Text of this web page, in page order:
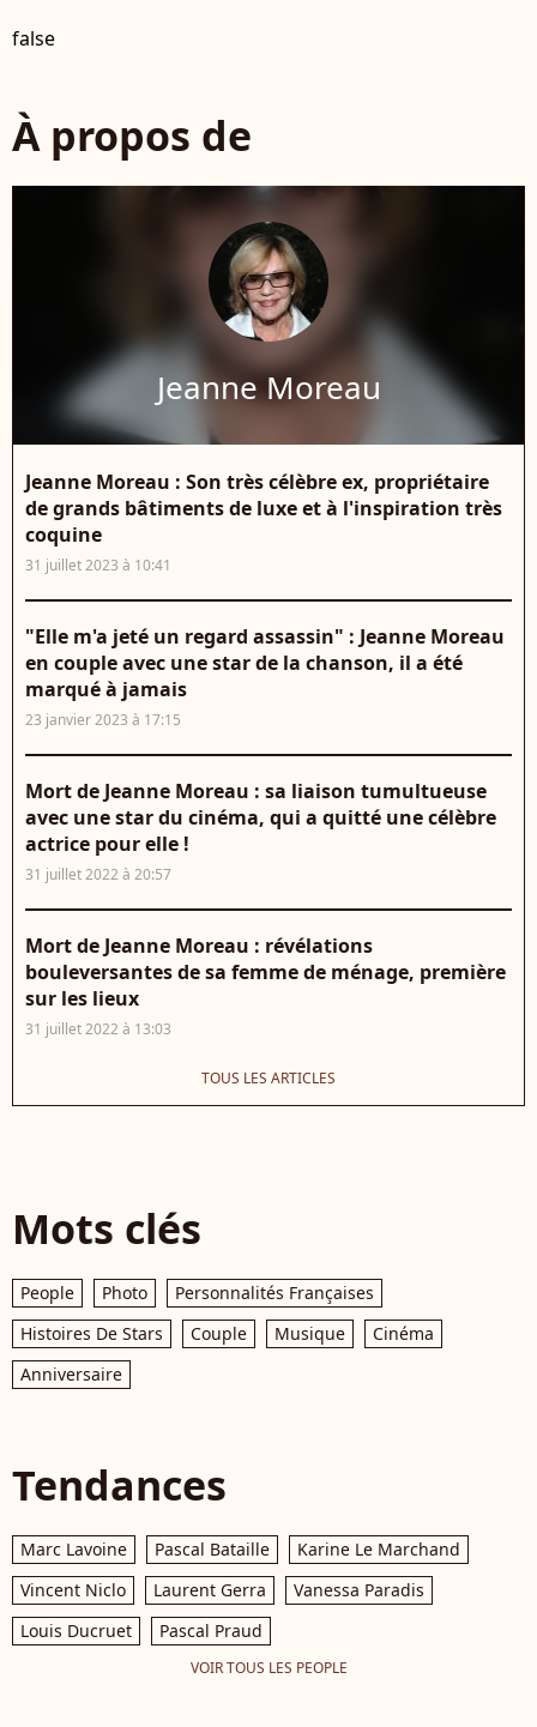
false
À propos de
Jeanne Moreau
Jeanne Moreau : Son très célèbre ex, propriétaire
de grands bâtiments de luxe et à l'inspiration très
coquine
31 juillet 2023 à 10:41
"Elle m'a jeté un regard assassin" : Jeanne Moreau
en couple avec une star de la chanson, il a été
marqué à jamais
23 janvier 2023 à 17:15
Mort de Jeanne Moreau : sa liaison tumultueuse
avec une star du cinéma, qui a quitté une célèbre
actrice pour elle !
31 juillet 2022 à 20:57
Mort de Jeanne Moreau : révélations
bouleversantes de sa femme de ménage, première
sur les lieux
31 juillet 2022 à 13:03
TOUS LES ARTICLES
Mots clés
People Photo
Personnalités Françaises
Histoires De Stars
Couple Musique
Cinéma
Anniversaire
Tendances
Marc Lavoine Pascal Bataille
Karine Le Marchand
Vincent Niclo
Laurent Gerra
Vanessa Paradis
Louis Ducruet
Pascal Praud
VOIR TOUS LES PEOPLE